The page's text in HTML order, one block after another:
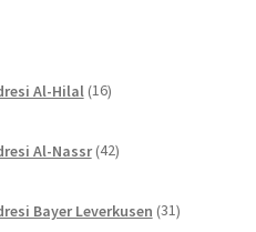
Al-Hilal 16izdelkov
Al-Nassr 42izdelkov
Bayer Leverkusen 31izdelkov